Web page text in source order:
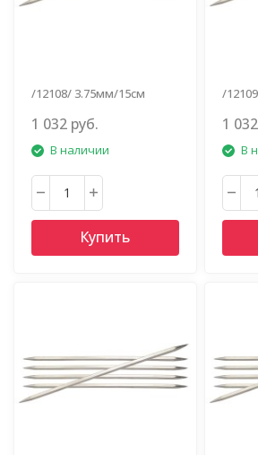
/12108/ 3.75мм/15см
1 032 руб.
В наличии
Купить
/
1
В